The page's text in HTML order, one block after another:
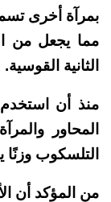
مما يجعل من
الثانية القوسية.
منذ أن
المحاور
التلسكوب وزنًا
من المؤكد أن